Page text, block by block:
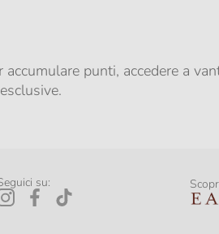
punti, accedere a
su: